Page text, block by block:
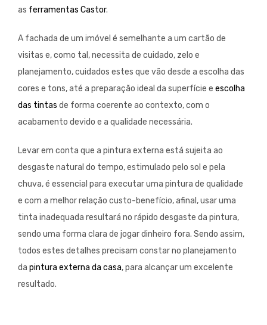
as ferramentas Castor.
A fachada de um imóvel é semelhante a um cartão de
visitas e, como tal, necessita de cuidado, zelo e
planejamento, cuidados estes que vão desde a escolha das
cores e tons, até a preparação ideal da superfície e escolha
das tintas de forma coerente ao contexto, com o
acabamento devido e a qualidade necessária.
Levar em conta que a pintura externa está sujeita ao
desgaste natural do tempo, estimulado pelo sol e pela
chuva, é essencial para executar uma pintura de qualidade
e com a melhor relação custo-benefício, afinal, usar uma
tinta inadequada resultará no rápido desgaste da pintura,
sendo uma forma clara de jogar dinheiro fora. Sendo assim,
todos estes detalhes precisam constar no planejamento
da pintura externa da casa, para alcançar um excelente
resultado.